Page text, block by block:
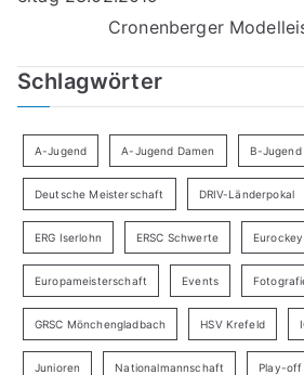
Cronenberger
Schlagwörter
A-Jugend A-Jugend Damen B-Jugend
Deutsche Meisterschaft DRIV-Länderpokal
ERG Iserlohn ERSC Schwerte Eurockey
Europameisterschaft Events
GRSC Mönchengladbach HSV Krefeld
Junioren Nationalmannschaft Play-off